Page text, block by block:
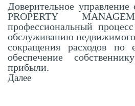
Доверительное
PROPERTY
профессиональный
обслуживанию
сокращения расходов по
обеспечение
прибыли.
Далее